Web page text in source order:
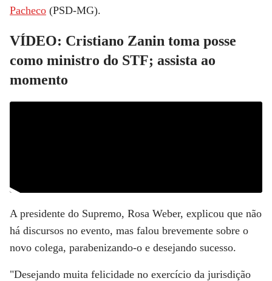
Pacheco (PSD-MG).
VÍDEO: Cristiano Zanin toma posse
como ministro do STF; assista ao
momento
A presidente do Supremo, Rosa Weber, explicou que não
há discursos no evento, mas falou brevemente sobre o
novo colega, parabenizando-o e desejando sucesso.
"Desejando muita felicidade no exercício da jurisdição